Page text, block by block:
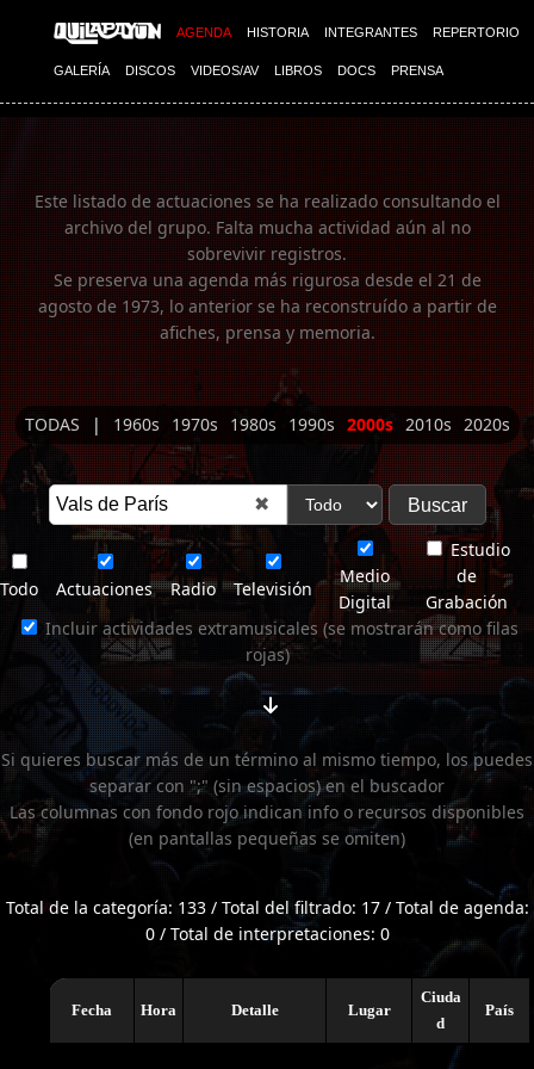
AGENDA HISTORIA INTEGRANTES REPERTORIO
GALERÍA DISCOS VIDEOS/AV LIBROS DOCS PRENSA
Imagen 01
Este listado de actuaciones se ha realizado consultando el
archivo del grupo. Falta mucha actividad aún al no
sobrevivir registros.
Se preserva una agenda más rigurosa desde el 21 de
agosto de 1973, lo anterior se ha reconstruído a partir de
afiches, prensa y memoria.
TODAS | 1960s 1970s 1980s 1990s 2000s 2010s 2020s
✖
Todo Actuaciones Radio Televisión
Medio
Digital
Estudio
de
Grabación
Incluir actividades extramusicales (se mostrarán como filas
rojas)
Si quieres buscar más de un término al mismo tiempo, los puedes
separar con ";" (sin espacios) en el buscador
Las columnas con fondo rojo indican info o recursos disponibles
(en pantallas pequeñas se omiten)
Total de la categoría: 133 / Total del filtrado: 17 / Total de agenda:
0 / Total de interpretaciones: 0
Fecha Hora Detalle Lugar
Ciuda
d
País